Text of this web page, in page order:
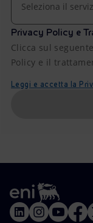
Seleziona il
Privacy Policy e
Clicca sul
Policy e il
Leggi e accetta la